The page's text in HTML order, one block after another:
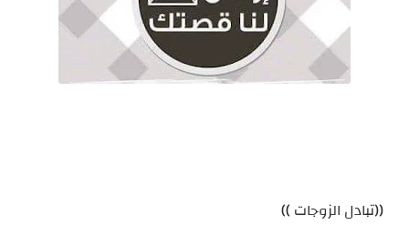
((تبادل الزوجات ))